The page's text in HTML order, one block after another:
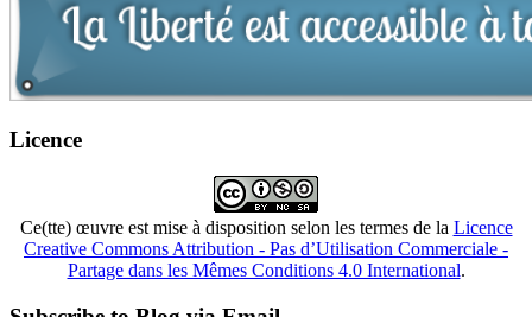
Licence
Ce(tte) œuvre est mise à disposition selon les termes de la Licence
Creative Commons Attribution - Pas d’Utilisation Commerciale -
Partage dans les Mêmes Conditions 4.0 International.